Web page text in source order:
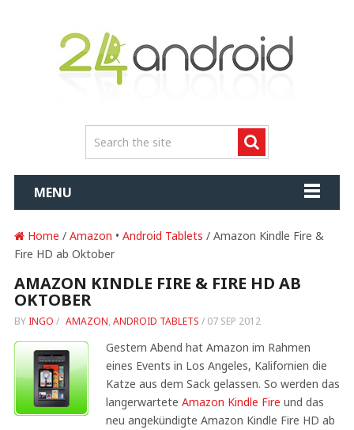
MENU
Home / Amazon • Android Tablets / Amazon Kindle Fire &
Fire HD ab Oktober
AMAZON KINDLE FIRE & FIRE HD AB
OKTOBER
BY INGO / AMAZON, ANDROID TABLETS / 07 SEP 2012
Gestern Abend hat Amazon im Rahmen
eines Events in Los Angeles, Kalifornien die
Katze aus dem Sack gelassen. So werden das
langerwartete Amazon Kindle Fire und das
neu angekündigte Amazon Kindle Fire HD ab